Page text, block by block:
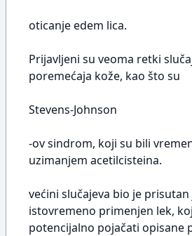
oticanje edem lica.
Prijavljeni su veoma retki
poremećaja kože, kao što su
Stevens-Johnson
-ov sindrom, koji su bili
uzimanjem acetilcisteina.
većini slučajeva bio je
istovremeno primenjen lek,
potencijalno pojačati opisane